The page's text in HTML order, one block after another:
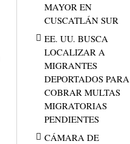
MAYOR EN
CUSCATLÁN SUR
EE. UU. BUSCA
LOCALIZAR A
MIGRANTES
DEPORTADOS PARA
COBRAR MULTAS
MIGRATORIAS
PENDIENTES
CÁMARA DE